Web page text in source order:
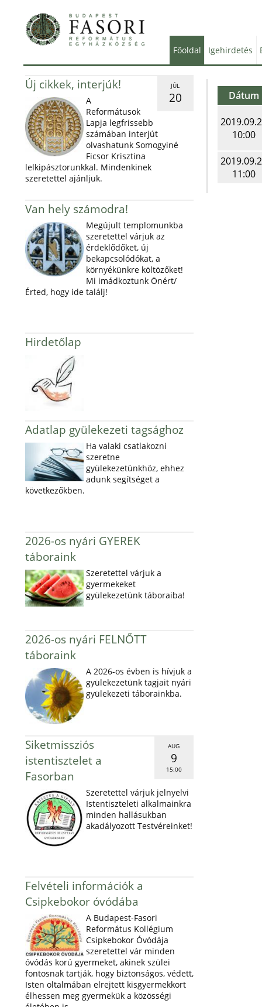
Főoldal Igehirdetés
JÚL
20
Új cikkek, interjúk!
A
Reformátusok
Lapja legfrissebb
számában interjút
olvashatunk Somogyiné
Ficsor Krisztina
lelkipásztorunkkal. Mindenkinek
szeretettel ajánljuk.
Van hely számodra!
Megújult templomunkba
szeretettel várjuk az
érdeklődőket, új
bekapcsolódókat, a
környékünkre költözőket!
Mi imádkoztunk Önért/
Érted, hogy ide találj!
Hirdetőlap
Adatlap gyülekezeti tagsághoz
Ha valaki csatlakozni
szeretne
gyülekezetünkhöz, ehhez
adunk segítséget a
következőkben.
2026-os nyári GYEREK
táboraink
Szeretettel várjuk a
gyermekeket
gyülekezetünk táboraiba!
2026-os nyári FELNŐTT
táboraink
A 2026-os évben is hívjuk a
gyülekezetünk tagjait nyári
gyülekezeti táborainkba.
AUG
9
15:00
Siketmissziós
istentisztelet a
Fasorban
Szeretettel várjuk jelnyelvi
Istentiszteleti alkalmainkra
minden hallásukban
akadályozott Testvéreinket!
Felvételi információk a
Csipkebokor óvódába
A Budapest-Fasori
Református Kollégium
Csipkebokor Óvódája
szeretettel vár minden
óvódás korú gyermeket, akinek szülei
fontosnak tartják, hogy biztonságos, védett,
Isten oltalmában elrejtett kisgyermekkort
élhessen meg gyermekük a közösségi
Dátum
10:00
11:00